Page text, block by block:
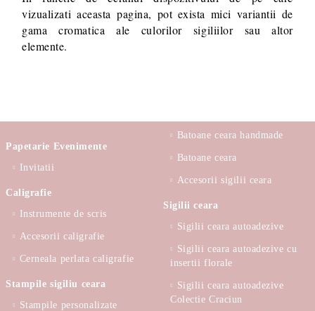
vizualizati aceasta pagina, pot exista mici variantii de
gama cromatica ale culorilor sigiliilor sau altor
elemente.
Papetarie Evenimente
Invitatii
Caligrafie
Instrumente de scris
Accesorii caligrafie
Cerneala perlata caligrafie
Stampile sigiliu ceara
Stampile personalizate
Batoane ceara handmade
Batoane ceara
Accesorii sigilii ceara
Sigilii ceara
Sigilii ceara autoadezive
Sigilii ceara autoadezive cu
insertii florale
Sigilii ceara autoadezive
Colectie Craciun